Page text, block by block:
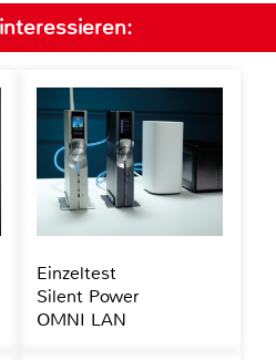
Einzeltest
Silent Power
OMNI LAN